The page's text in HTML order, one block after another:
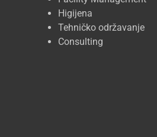
Higijena
Tehničko održavanje
Consulting